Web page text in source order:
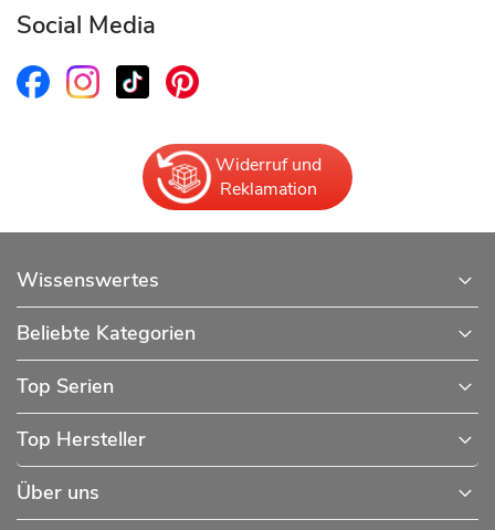
Social Media
Widerruf und
Reklamation
Wissenswertes
Beliebte Kategorien
Top Serien
Top Hersteller
Über uns